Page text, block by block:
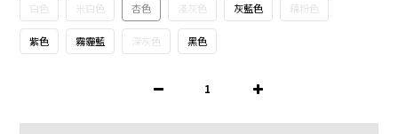
白色 米白色 杏色 淺灰色 灰藍色 藕粉色
紫色 霧霾藍 深灰色 黑色